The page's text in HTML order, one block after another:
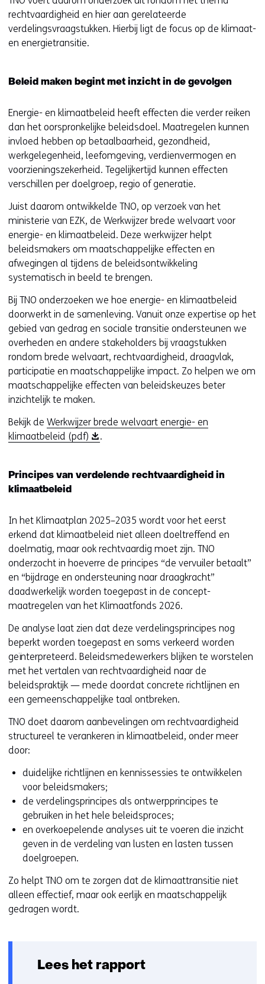
rechtvaardigheid en hier aan gerelateerde
verdelingsvraagstukken. Hierbij ligt de focus op de klimaat-
en energietransitie.
Beleid maken begint met inzicht in de gevolgen
Energie- en klimaatbeleid heeft effecten die verder reiken
dan het oorspronkelijke beleidsdoel. Maatregelen kunnen
invloed hebben op betaalbaarheid, gezondheid,
werkgelegenheid, leefomgeving, verdienvermogen en
voorzieningszekerheid. Tegelijkertijd kunnen effecten
verschillen per doelgroep, regio of generatie.
Juist daarom ontwikkelde TNO, op verzoek van het
ministerie van EZK, de Werkwijzer brede welvaart voor
energie- en klimaatbeleid. Deze werkwijzer helpt
beleidsmakers om maatschappelijke effecten en
afwegingen al tijdens de beleidsontwikkeling
systematisch in beeld te brengen.
Bij TNO onderzoeken we hoe energie- en klimaatbeleid
doorwerkt in de samenleving. Vanuit onze expertise op het
gebied van gedrag en sociale transitie ondersteunen we
overheden en andere stakeholders bij vraagstukken
rondom brede welvaart, rechtvaardigheid, draagvlak,
participatie en maatschappelijke impact. Zo helpen we om
maatschappelijke effecten van beleidskeuzes beter
inzichtelijk te maken.
Bekijk de Werkwijzer brede welvaart energie- en
klimaatbeleid (pdf)
e
i
n
n
i
e
u
w
e
n
s
t
e
r
)
.
Principes van verdelende rechtvaardigheid in
klimaatbeleid
In het Klimaatplan 2025–2035 wordt voor het eerst
erkend dat klimaatbeleid niet alleen doeltreffend en
doelmatig, maar ook rechtvaardig moet zijn. TNO
onderzocht in hoeverre de principes “de vervuiler betaalt”
en “bijdrage en ondersteuning naar draagkracht”
daadwerkelijk worden toegepast in de concept-
maatregelen van het Klimaatfonds 2026.
De analyse laat zien dat deze verdelingsprincipes nog
beperkt worden toegepast en soms verkeerd worden
geïnterpreteerd. Beleidsmedewerkers blijken te worstelen
met het vertalen van rechtvaardigheid naar de
beleidspraktijk — mede doordat concrete richtlijnen en
een gemeenschappelijke taal ontbreken.
TNO doet daarom aanbevelingen om rechtvaardigheid
structureel te verankeren in klimaatbeleid, onder meer
door:
duidelijke richtlijnen en kennissessies te ontwikkelen
voor beleidsmakers;
de verdelingsprincipes als ontwerpprincipes te
gebruiken in het hele beleidsproces;
en overkoepelende analyses uit te voeren die inzicht
geven in de verdeling van lusten en lasten tussen
doelgroepen.
Zo helpt TNO om te zorgen dat de klimaattransitie niet
alleen effectief, maar ook eerlijk en maatschappelijk
gedragen wordt.
Lees het rapport